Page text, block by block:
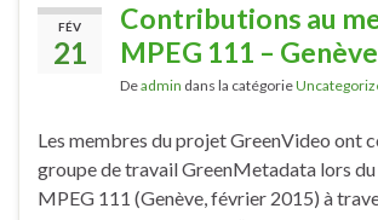
FÉV
21
Contributions au
MPEG 111 – Genève
Deadmin dans la catégorie
Les membres du projet GreenVideo ont
groupe de travail GreenMetadata lors
MPEG 111 (Genève, février 2015) à